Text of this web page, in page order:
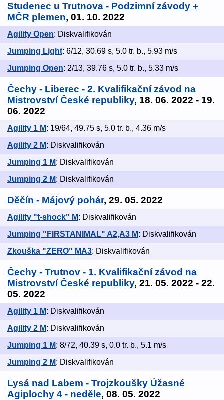
Studenec u Trutnova - Podzimní závody +
MČR plemen, 01. 10. 2022
Agility Open: Diskvalifikován
Jumping Light: 6/12, 30.69 s, 5.0 tr. b., 5.93 m/s
Jumping Open: 2/13, 39.76 s, 5.0 tr. b., 5.33 m/s
Čechy - Liberec - 2. Kvalifikační závod na
Mistrovství České republiky, 18. 06. 2022 - 19.
06. 2022
Agility 1 M: 19/64, 49.75 s, 5.0 tr. b., 4.36 m/s
Agility 2 M: Diskvalifikován
Jumping 1 M: Diskvalifikován
Jumping 2 M: Diskvalifikován
Děčín - Májový pohár, 29. 05. 2022
Agility "t-shock" M: Diskvalifikován
Jumping "FIRSTANIMAL" A2,A3 M: Diskvalifikován
Zkouška "ZERO" MA3: Diskvalifikován
Čechy - Trutnov - 1. Kvalifikační závod na
Mistrovství České republiky, 21. 05. 2022 - 22.
05. 2022
Agility 1 M: Diskvalifikován
Agility 2 M: Diskvalifikován
Jumping 1 M: 8/72, 40.39 s, 0.0 tr. b., 5.1 m/s
Jumping 2 M: Diskvalifikován
Lysá nad Labem - Trojzkoušky Úžasné
Agiplochy 4 - neděle, 08. 05. 2022